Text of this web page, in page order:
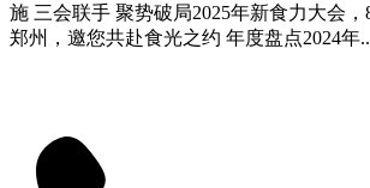
施 三会联手 聚势破局2025年新食力大会
郑州，邀您共赴食光之约 年度盘点2024年